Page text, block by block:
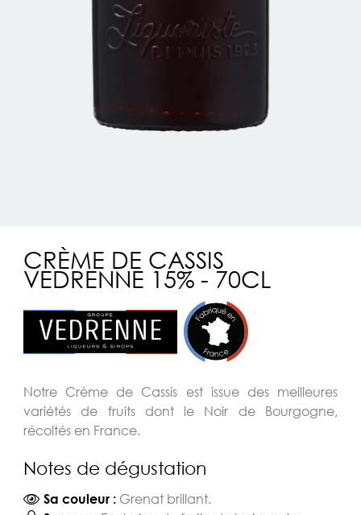
CRÈME DE CASSIS
VEDRENNE 15% - 70CL
Notre Crème de Cassis est issue des meilleures
variétés de fruits dont le Noir de Bourgogne,
récoltés en France.
Notes de dégustation
Sa couleur : Grenat brillant.